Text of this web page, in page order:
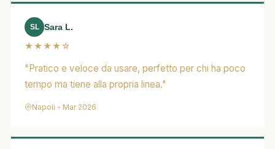
SL
Sara L.
★★★★☆
"Pratico e veloce da usare, perfetto per chi ha poco
tempo ma tiene alla propria linea."
Napoli - Mar 2026